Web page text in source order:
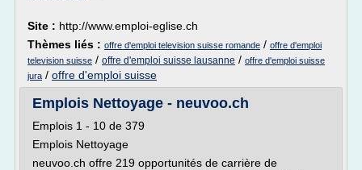
Site : http://www.emploi-eglise.ch
Thèmes liés : offre d'emploi television suisse romande / offre d'emploi
television suisse / offre d'emploi suisse lausanne / offre d'emploi suisse
jura / offre d'emploi suisse
Emplois Nettoyage - neuvoo.ch
Emplois 1 - 10 de 379
Emplois Nettoyage
neuvoo.ch offre 219 opportunités de carrière de